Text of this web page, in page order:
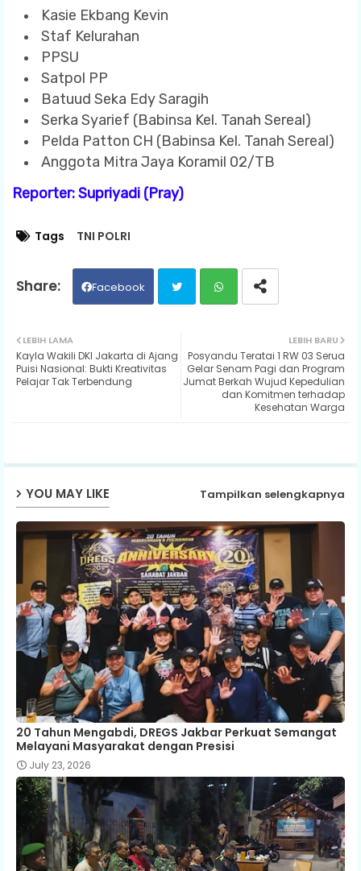
Kasie Ekbang Kevin
Staf Kelurahan
PPSU
Satpol PP
Batuud Seka Edy Saragih
Serka Syarief (Babinsa Kel. Tanah Sereal)
Pelda Patton CH (Babinsa Kel. Tanah Sereal)
Anggota Mitra Jaya Koramil 02/TB
Reporter: Supriyadi (Pray)
Tags TNI POLRI
Facebook
ter ats
ap
LEBIH BARU
Posyandu Teratai 1 RW 03 Serua
Gelar Senam Pagi dan Program
Jumat Berkah Wujud Kepedulian
dan Komitmen terhadap
Kesehatan Warga
LEBIH LAMA
Kayla Wakili DKI Jakarta di Ajang
Puisi Nasional: Bukti Kreativitas
Pelajar Tak Terbendung
YOU MAY LIKE Tampilkan selengkapnya
20 Tahun Mengabdi, DREGS Jakbar Perkuat Semangat
Melayani Masyarakat dengan Presisi
July 23, 2026